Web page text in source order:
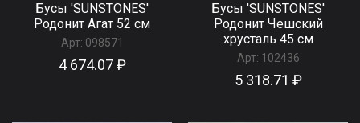
Бусы 'SUNSTONES'
Родонит Агат 52 см
Арт: 098571
4 674.07 ₽
Бусы 'SUNSTONES'
Родонит Чешский
хрусталь 45 см
Арт: 102436
5 318.71 ₽